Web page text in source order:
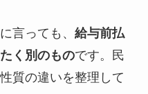
言っても、 給与前払
く別のものです。民
質の違いを整理して